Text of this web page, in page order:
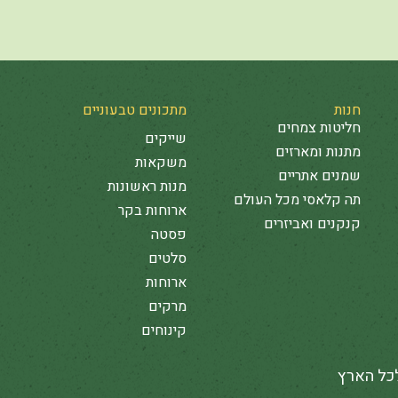
חנות
חליטות צמחים
מתנות ומארזים
שמנים אתריים
תה קלאסי מכל העולם
קנקנים ואביזרים
מתכונים טבעוניים
שייקים
משקאות
מנות ראשונות
ארוחות בקר
פסטה
סלטים
ארוחות
מרקים
קינוחים
הארץ